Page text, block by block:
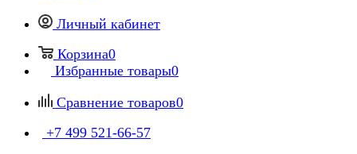
Личный кабинет
Корзина0
Избранные товары0
Сравнение товаров0
+7 499 521-66-57